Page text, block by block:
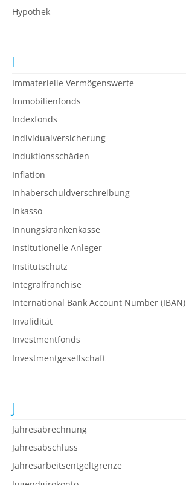
Hypothek
I
Immaterielle Vermögenswerte
Immobilienfonds
Indexfonds
Individualversicherung
Induktionsschäden
Inflation
Inhaberschuldverschreibung
Inkasso
Innungskrankenkasse
Institutionelle Anleger
Institutschutz
Integralfranchise
International Bank Account Number (IBAN)
Invalidität
Investmentfonds
Investmentgesellschaft
J
Jahresabrechnung
Jahresabschluss
Jahresarbeitsentgeltgrenze